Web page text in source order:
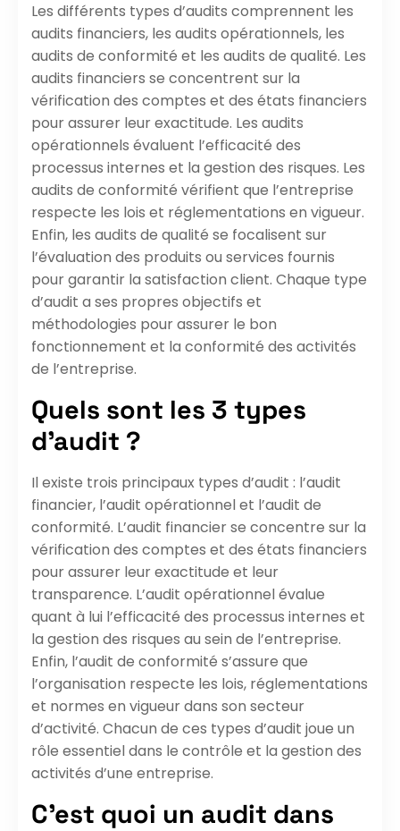
Les différents types d’audits comprennent les
audits financiers, les audits opérationnels, les
audits de conformité et les audits de qualité. Les
audits financiers se concentrent sur la
vérification des comptes et des états financiers
pour assurer leur exactitude. Les audits
opérationnels évaluent l’efficacité des
processus internes et la gestion des risques. Les
audits de conformité vérifient que l’entreprise
respecte les lois et réglementations en vigueur.
Enfin, les audits de qualité se focalisent sur
l’évaluation des produits ou services fournis
pour garantir la satisfaction client. Chaque type
d’audit a ses propres objectifs et
méthodologies pour assurer le bon
fonctionnement et la conformité des activités
de l’entreprise.
Quels sont les 3 types
d’audit ?
Il existe trois principaux types d’audit : l’audit
financier, l’audit opérationnel et l’audit de
conformité. L’audit financier se concentre sur la
vérification des comptes et des états financiers
pour assurer leur exactitude et leur
transparence. L’audit opérationnel évalue
quant à lui l’efficacité des processus internes et
la gestion des risques au sein de l’entreprise.
Enfin, l’audit de conformité s’assure que
l’organisation respecte les lois, réglementations
et normes en vigueur dans son secteur
d’activité. Chacun de ces types d’audit joue un
rôle essentiel dans le contrôle et la gestion des
activités d’une entreprise.
C’est quoi un audit dans